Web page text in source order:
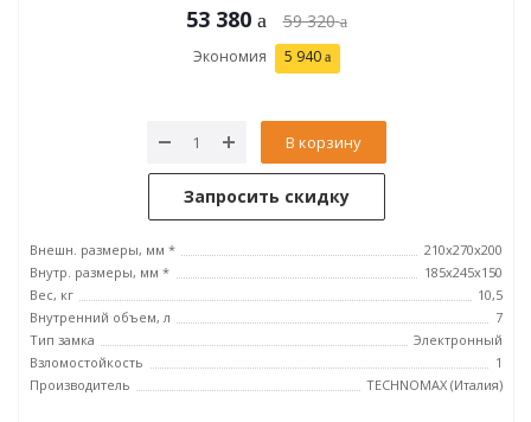
53 380 59 320
Экономия 5 940
В корзину
Запросить скидку
Внешн. размеры, мм *
210x270x200
Внутр. размеры, мм *
185х245х150
Вес, кг
10,5
Внутренний объем, л
7
Тип замка
Электронный
Взломостойкость
1
Производитель
TECHNOMAX (Италия)